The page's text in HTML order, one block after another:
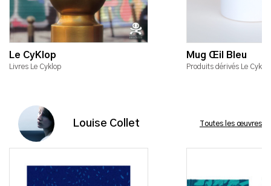
Le CyKlop
Livres Le Cyklop
Mug Œil Bleu
Produits dérivés Le Cyklop
Louise Collet Toutes les œuvres